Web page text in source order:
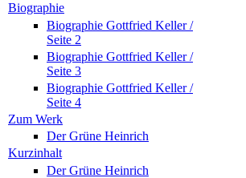
Biographie
Biographie Gottfried Keller /
Seite 2
Biographie Gottfried Keller /
Seite 3
Biographie Gottfried Keller /
Seite 4
Zum Werk
Der Grüne Heinrich
Kurzinhalt
Der Grüne Heinrich